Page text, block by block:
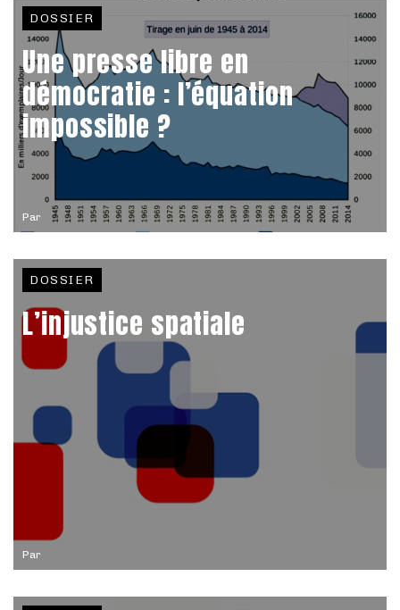
Par
DOSSIER
Une presse libre en
démocratie : l’équation
impossible ?
Par
DOSSIER
L’injustice spatiale